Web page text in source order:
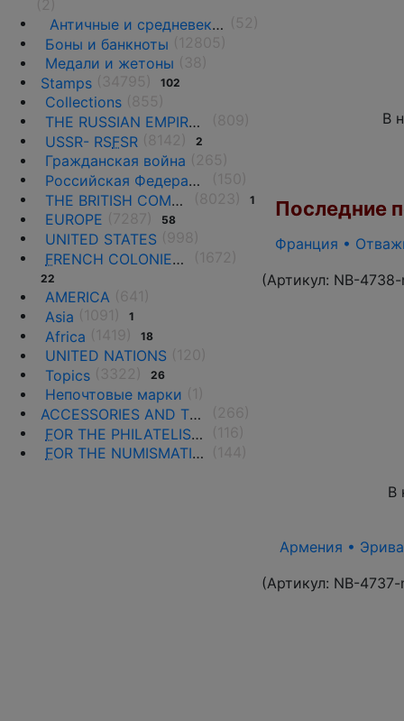
Античные и средневековые государства
Боны и банкноты
Медали и жетоны
Stamps
102
Collections
THE RUSSIAN EMPIRE UNTIL 1917.
USSR- RSFSR 2
Гражданская война
Российская Федерация(1992 г.-н.д.)
THE BRITISH COMMONWEALTH
1
EUROPE 58
UNITED STATES
FRENCH COLONIES AND THE TERRITORIES
22
AMERICA
Asia
1
Africa 18
UNITED NATIONS
Topics
26
Непочтовые марки
ACCESSORIES AND THE LITERATURE
FOR THE PHILATELISTS
FOR THE NUMISMATISTS
В
Последние
Франция •
(Артикул: NB-4738-
В
Армения •
(Артикул: NB-4737-